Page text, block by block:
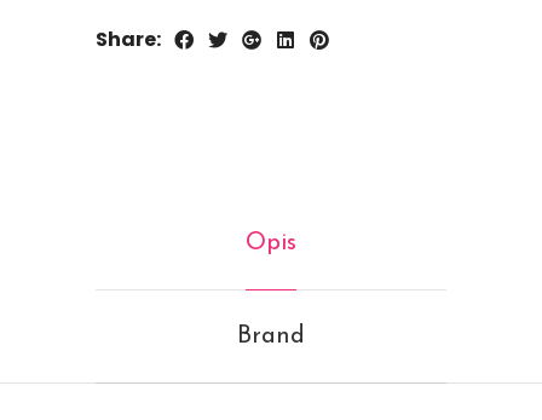
Share:
Opis
Brand